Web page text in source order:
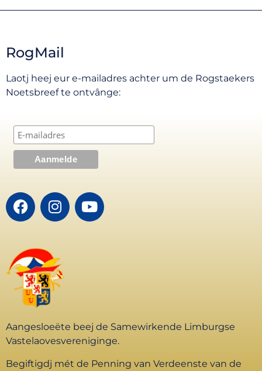
RogMail
Laotj heej eur e-mailadres achter um de Rogstaekers
Noetsbreef te ontvânge:
Aangesloeëte beej de Samewirkende Limburgse
Vastelaovesvereniginge.
Begiftigdj mét de Penning van Verdeenste van de